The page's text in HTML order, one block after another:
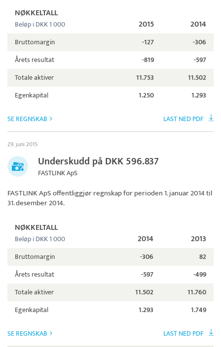
NØKKELTALL
Beløp i DKK 1 000 2015 2014
Bruttomargin -127
-306
Årets resultat
-819
-597
Totale aktiver
11.753
11.502
Egenkapital
1.250 1.293
SE REGNSKAB LAST NED PDF
29. juni 2015
Underskudd på DKK 596.837
FASTLINK ApS
FASTLINK ApSoffentliggjør regnskap for perioden 1. januar 2014 til
31. desember 2014.
NØKKELTALL
Beløp i DKK 1 000 2014 2013
Bruttomargin -306
82
Årets resultat
-597
-499
Totale aktiver
11.502
11.760
Egenkapital
1.293 1.749
SE REGNSKAB LAST NED PDF